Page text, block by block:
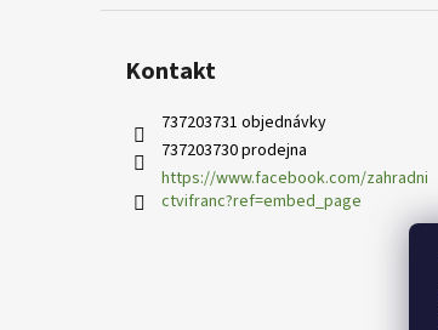
Kontakt
737203731 objednávky
737203730 prodejna
https://www.facebook.com/zahradni
ctvifranc?ref=embed_page